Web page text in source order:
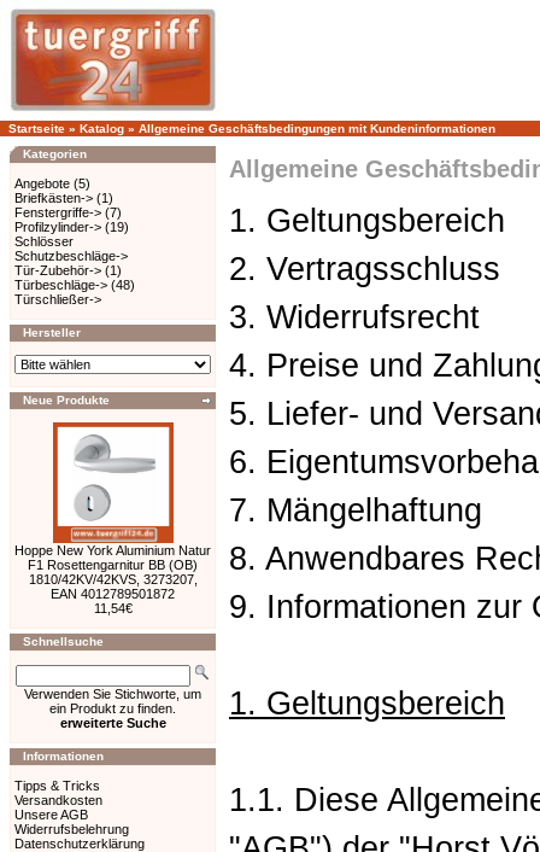
Startseite » Katalog » Allgemeine Geschäftsbedingungen mit Kundeninformationen
Kategorien
Angebote (5)
Briefkästen-> (1)
Fenstergriffe-> (7)
Profilzylinder-> (19)
Schlösser
Schutzbeschläge->
Tür-Zubehör-> (1)
Türbeschläge-> (48)
Türschließer->
Hersteller
Neue Produkte
Hoppe New York Aluminium Natur
F1 Rosettengarnitur BB (OB)
1810/42KV/42KVS, 3273207,
EAN 4012789501872
11,54€
Schnellsuche
Verwenden Sie Stichworte, um
ein Produkt zu finden.
erweiterte Suche
Informationen
Tipps & Tricks
Versandkosten
Unsere AGB
Widerrufsbelehrung
Datenschutzerklärung
Allgemeine
1. Geltungsbereich
2. Vertragsschluss
3. Widerrufsrecht
4. Preise und
5. Liefer- und
6.
7. Mängelhaftung
8. Anwendbares
9. Informationen zur
1. Geltungsbereich
1.1. Diese